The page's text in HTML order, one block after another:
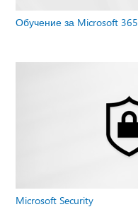
Обучение за Microsoft 365
Microsoft Security